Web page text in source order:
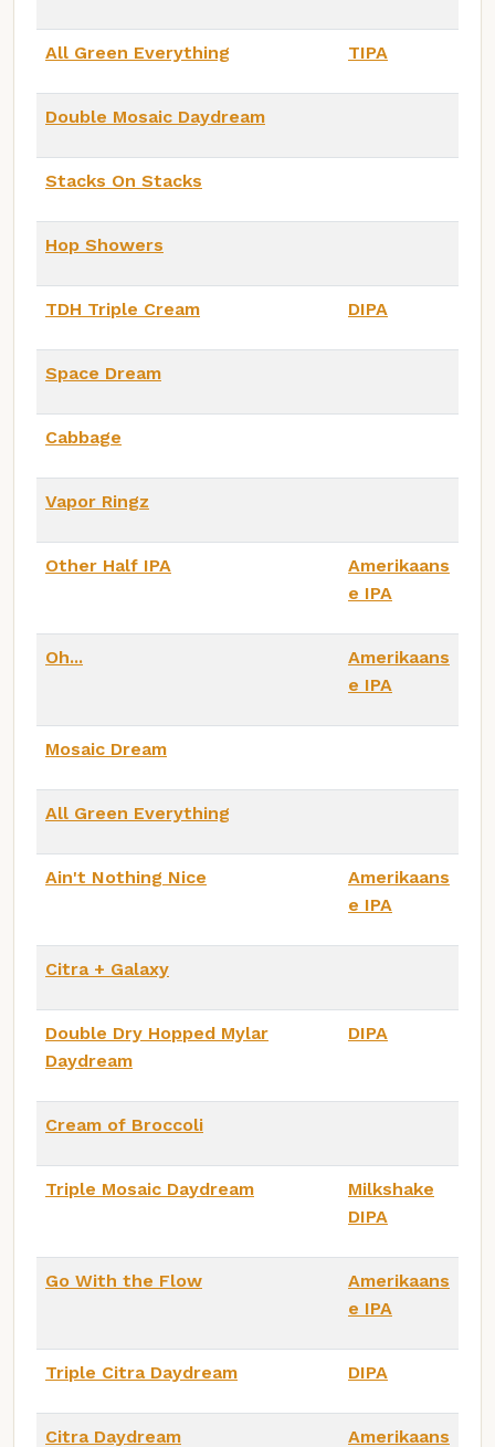
All Green Everything TIPA
Double Mosaic Daydream
Stacks On Stacks
Hop Showers
TDH Triple Cream DIPA
Space Dream
Cabbage
Vapor Ringz
Other Half IPA
Amerikaans
e IPA
Oh...
Amerikaans
e IPA
Mosaic Dream
All Green Everything
Ain't Nothing Nice
Amerikaans
e IPA
Citra + Galaxy
Double Dry Hopped Mylar
Daydream
DIPA
Cream of Broccoli
Triple Mosaic Daydream
Milkshake
DIPA
Go With the Flow
Amerikaans
e IPA
Triple Citra Daydream DIPA
Citra Daydream
Amerikaans